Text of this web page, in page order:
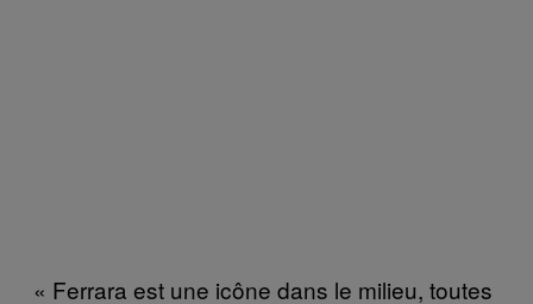
« Ferrara est une icône dans le milieu, toutes